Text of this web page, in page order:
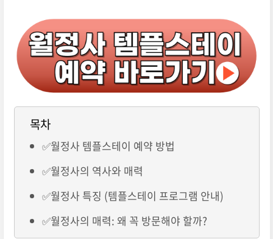
목차
✅월정사 템플스테이 예약 방법
✅월정사의 역사와 매력
✅월정사 특징 (템플스테이 프로그램 안내)
✅월정사의 매력: 왜 꼭 방문해야 할까?